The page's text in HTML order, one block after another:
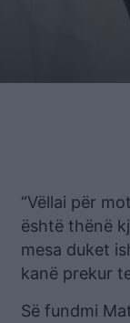
“Vëllai për
është thënë
mesa duket
kanë prekur
Së fundmi